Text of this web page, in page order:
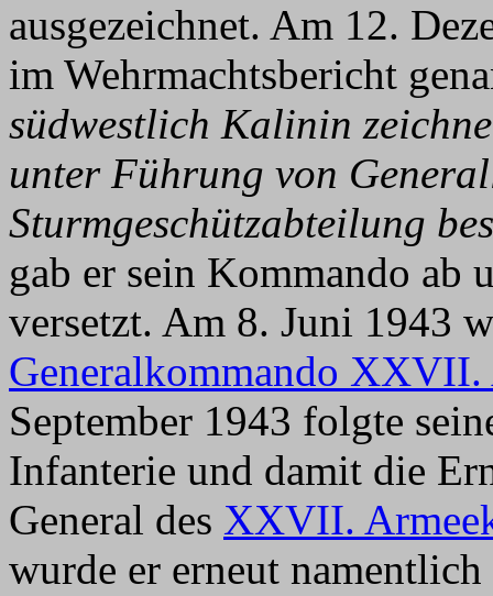
ausgezeichnet. Am 12.
im Wehrmachtsbericht
südwestlich Kalinin
unter Führung von
Sturmgeschützabteilung
gab er sein Kommando ab
versetzt. Am 8. Juni 1943
Generalkommando XXVII.
September 1943 folgte
Infanterie und damit die
General des XXVII.
wurde er erneut